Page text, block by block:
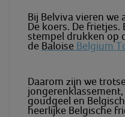
Bij Belvivavieren we
De koers. De
stempel drukken op
de Baloise Belgium
Daarom zijn we
goudgeel en
heerlijke Belgische